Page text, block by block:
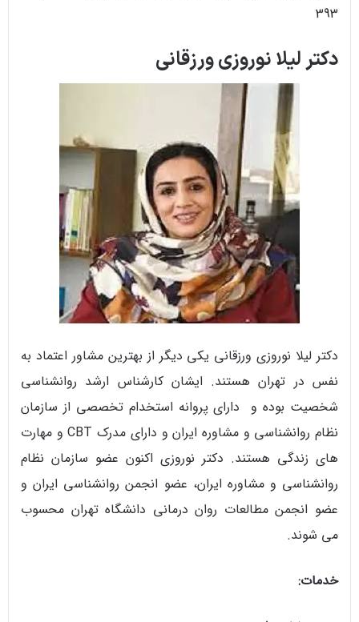
393
دکتر لیلا نوروزی ورزقانی
دکتر لیلا نوروزی ورزقانی یکی دیگر از بهترین مشاور اعتماد به
نفس در تهران هستند. ایشان کارشناس ارشد روانشناسی
شخصیت بوده و دارای پروانه استخدام تخصصی از سازمان
نظام روانشناسی و مشاوره ایران و دارای مدرک CBT و مهارت
های زندگی هستند. دکتر نوروزی اکنون عضو سازمان نظام
روانشناسی و مشاوره ایران، عضو انجمن روانشناسی ایران و
عضو انجمن مطالعات روان درمانی دانشگاه تهران محسوب
می شوند.
خدمات: